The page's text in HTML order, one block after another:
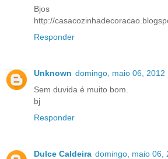
Bjos
http://
Responder
Unknown domingo, maio 06, 2012
Sem duvida é muito bom.
bj
Responder
Dulce Caldeira domingo, maio 06,